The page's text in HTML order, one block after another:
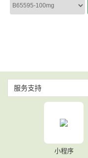
服务支持
小程序